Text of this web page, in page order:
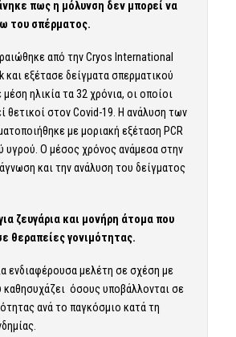
πως η μόλυνση δεν μπορεί να
του σπέρματος.
από την Cryos International
και εξέτασε δείγματα σπερματικού
ηλικία τα 32 χρόνια, οι οποίοι
θετικοί στον Covid-19. Η ανάλυση των
με μοριακή εξέταση PCR
υγρού. Ο μέσος χρόνος ανάμεσα στην
και την ανάλυση του δείγματος
ζευγάρια και μονήρη άτομα που
θεραπείες γονιμότητας.
ενδιαφέρουσα μελέτη σε σχέση με
καθησυχάζει όσους υποβάλλονται σε
ανά το παγκόσμιο κατά τη